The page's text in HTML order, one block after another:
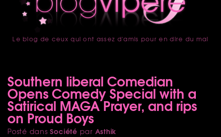
accueil
Le blog de ceux qui ont assez d'amis pour en dire du mal
Southern liberal Comedian
Opens Comedy Special with a
Satirical MAGA Prayer, and rips
on Proud Boys
Posté dansSociété par Asthik